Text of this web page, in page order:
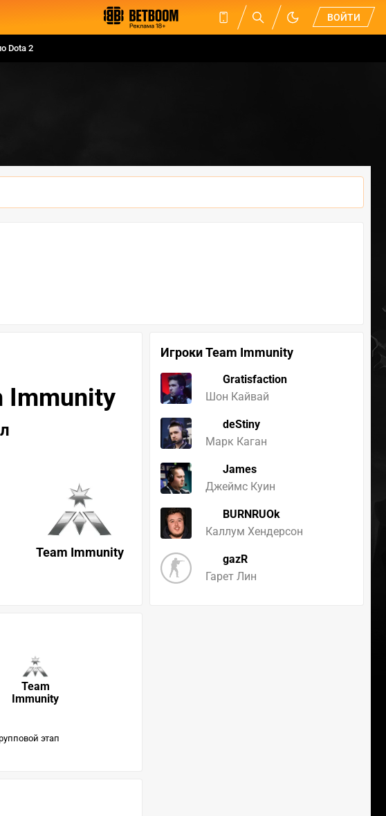
ВОЙТИ
Dota 2
Игроки Team Immunity
Gratisfaction
Шон Кайвай
deStiny
Марк Каган
James
Джеймс Куин
BURNRUOk
Каллум Хендерсон
gazR
Гарет Лин
Immunity
Team Immunity
Team
Immunity
этап